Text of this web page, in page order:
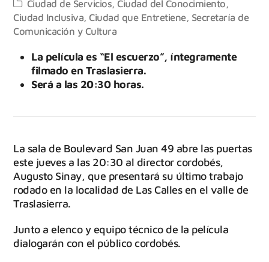
Ciudad de Servicios,Ciudad del Conocimiento,
Ciudad Inclusiva,Ciudad que Entretiene, Secretaría de
Comunicación y Cultura
La película es “El escuerzo”, íntegramente
filmado en Traslasierra.
Será a las 20:30 horas.
La sala de Boulevard San Juan 49 abre las puertas
este jueves a las 20:30 al director cordobés,
Augusto Sinay, que presentará su último trabajo
rodado en la localidad de Las Calles en el valle de
Traslasierra.
Junto a elenco y equipo técnico de la película
dialogarán con el público cordobés.